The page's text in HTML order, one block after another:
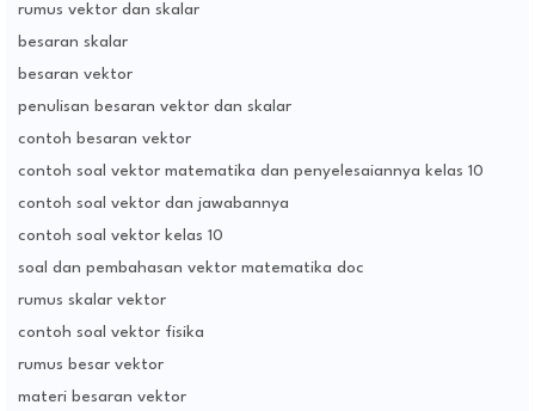
rumus vektor dan skalar
besaran skalar
besaran vektor
penulisan besaran vektor dan skalar
contoh besaran vektor
contoh soal vektor matematika dan penyelesaiannya kelas 10
contoh soal vektor dan jawabannya
contoh soal vektor kelas 10
soal dan pembahasan vektor matematika doc
rumus skalar vektor
contoh soal vektor fisika
rumus besar vektor
materi besaran vektor